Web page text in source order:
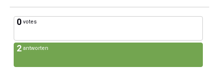
0 votes
2 antworten